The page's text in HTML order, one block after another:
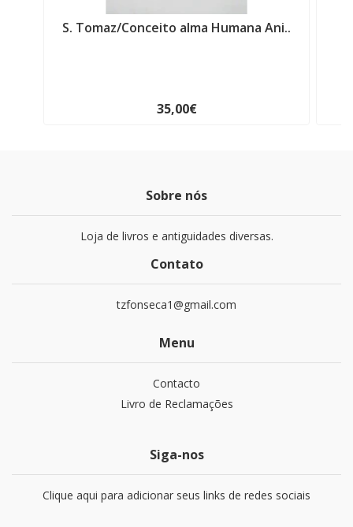
S. Tomaz/Conceito alma Humana Ani..
35,00€
Sobre nós
Loja de livros e antiguidades diversas.
Contato
tzfonseca1@gmail.com
Menu
Contacto
Livro de Reclamações
Siga-nos
Clique aqui para adicionar seus links de redes sociais